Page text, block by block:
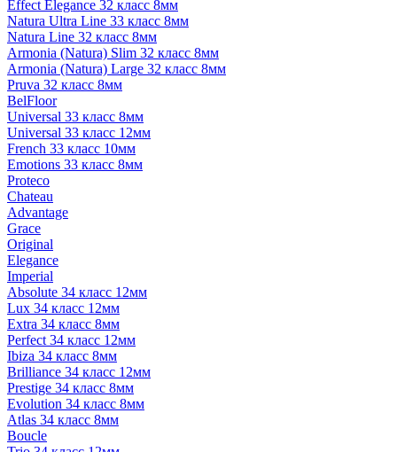
Effect Elegance 32 класс 8мм
Natura Ultra Line 33 класс 8мм
Natura Line 32 класс 8мм
Armonia (Natura) Slim 32 класс 8мм
Armonia (Natura) Large 32 класс 8мм
Pruva 32 класс 8мм
BelFloor
Universal 33 класс 8мм
Universal 33 класс 12мм
French 33 класс 10мм
Emotions 33 класс 8мм
Proteco
Chateau
Advantage
Grace
Original
Elegance
Imperial
Absolute 34 класс 12мм
Lux 34 класс 12мм
Extra 34 класс 8мм
Perfect 34 класс 12мм
Ibiza 34 класс 8мм
Brilliance 34 класс 12мм
Prestige 34 класс 8мм
Evolution 34 класс 8мм
Atlas 34 класс 8мм
Boucle